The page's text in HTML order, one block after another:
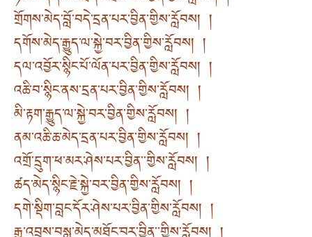
གྲོགས་མེད་བློ་བདེ་དྲན་པར་བྱིན་གྱིས་རློབས། །
དགོས་མེད་རྒྱུད་ལ་སྐྱེ་བར་བྱིན་གྱིས་རློབས། །
དལ་འབྱོར་སྙིང་པོ་ལོན་པར་བྱིན་གྱིས་རློབས། །
འཆི་བ་སྙིང་ནས་དྲན་པར་བྱིན་གྱིས་རློབས། །
མི་རྟག་རྒྱུད་ལ་སྐྱེ་བར་བྱིན་གྱིས་རློབས། །
ནམ་འཆི་ཆ་མེད་དྲན་པར་བྱིན་གྱིས་རློབས། །
འགྲོ་དྲུག་ཕ་མར་ཤེས་པར་བྱིན་་གྱིས་རློབས། །
ཚད་མེད་སྙིང་རྗེ་སྐྱེ་བར་བྱིན་གྱིས་རློབས། །
དགེ་སྡིག་བླང་དོར་ཤེས་པར་བྱིན་གྱིས་རློབས། །